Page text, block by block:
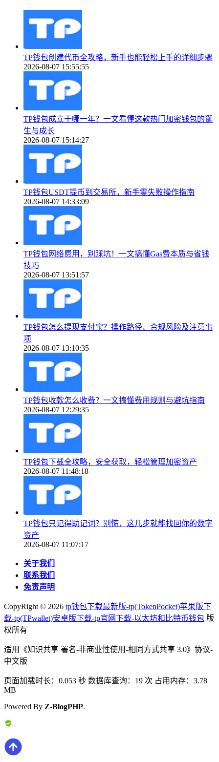
TP钱包创建代币全攻略，新手也能轻松上手的详细步骤
2026-08-07 15:55:55
TP钱包成立于哪一年？一文看懂这款热门加密钱包的诞
生与成长
2026-08-07 15:14:27
TP钱包USDT提币到交易所，新手零失败操作指南
2026-08-07 14:33:09
TP钱包网络费用，别踩坑！一文搞懂Gas费本质与省钱
技巧
2026-08-07 13:51:57
TP钱包怎么提现支付宝？操作路径、合规风险及注意事
项
2026-08-07 13:10:35
TP钱包收款怎么收费？一文搞懂费用规则与避坑指南
2026-08-07 12:29:35
TP钱包下载全攻略，安全获取，轻松管理加密资产
2026-08-07 11:48:18
TP钱包只记得助记词？别慌，这几步就能找回你的数字
资产
2026-08-07 11:07:17
关于我们
联系我们
免责声明
CopyRight © 2026 tp钱包下载最新版-tp(TokenPocket)苹果版下
载-tp(TPwallet)安卓版下载-tp官网下载-以太坊和比特币钱包 版
权所有
适用《知识共享 署名-非商业性使用-相同方式共享 3.0》协议-
中文版
页面加载时长：0.053 秒 数据库查询：19 次 占用内存：3.78
MB
Powered By Z-BlogPHP.